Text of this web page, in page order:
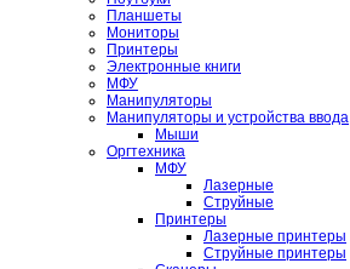
Планшеты
Мониторы
Принтеры
Электронные книги
МФУ
Манипуляторы
Манипуляторы и устройства ввода
Мыши
Оргтехника
МФУ
Лазерные
Струйные
Принтеры
Лазерные принтеры
Струйные принтеры